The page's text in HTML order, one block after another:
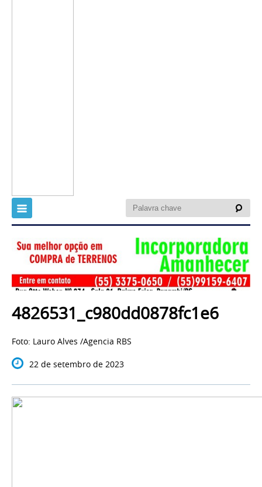
4826531_c980dd0878fc1e6
Foto: Lauro Alves /Agencia RBS
22 de setembro de 2023